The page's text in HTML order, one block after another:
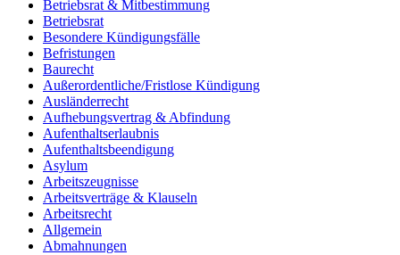
Betriebsrat & Mitbestimmung
Betriebsrat
Besondere Kündigungsfälle
Befristungen
Baurecht
Außerordentliche/Fristlose Kündigung
Ausländerrecht
Aufhebungsvertrag & Abfindung
Aufenthaltserlaubnis
Aufenthaltsbeendigung
Asylum
Arbeitszeugnisse
Arbeitsverträge & Klauseln
Arbeitsrecht
Allgemein
Abmahnungen